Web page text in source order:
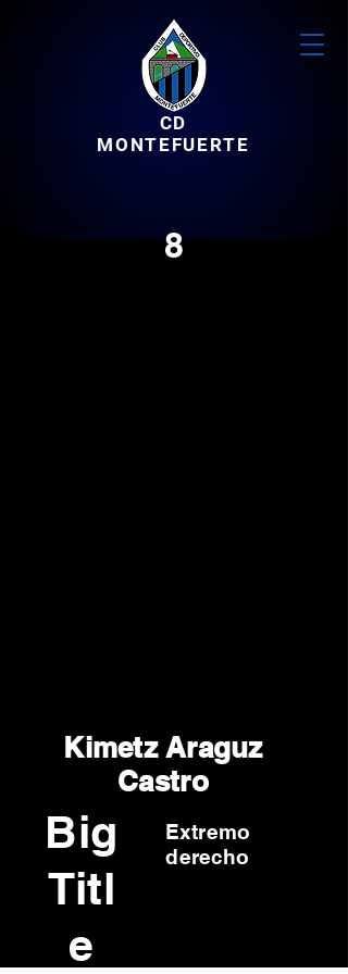
CD
MONTEFUERTE
8
Kimetz Araguz
Castro
Big
Titl
e
Extremo
derecho